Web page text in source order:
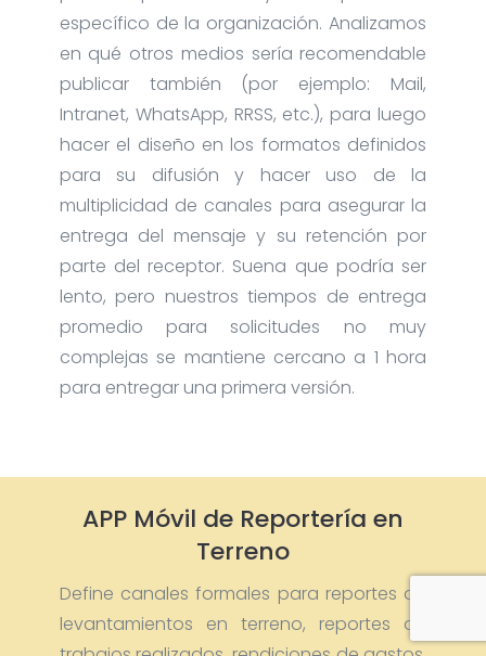
específico de la organización. Analizamos
en qué otros medios sería recomendable
publicar también (por ejemplo: Mail,
Intranet, WhatsApp, RRSS, etc.), para luego
hacer el diseño en los formatos definidos
para su difusión y hacer uso de la
multiplicidad de canales para asegurar la
entrega del mensaje y su retención por
parte del receptor. Suena que podría ser
lento, pero nuestros tiempos de entrega
promedio para solicitudes no muy
complejas se mantiene cercano a 1 hora
para entregar una primera versión.
APP Móvil de Reportería en
Terreno
Define canales formales para reportes de
levantamientos en terreno, reportes de